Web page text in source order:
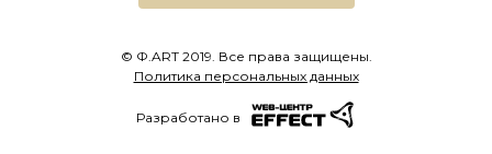
© Ф.ART 2019. Все права защищены.
Политика персональных данных
Разработано в